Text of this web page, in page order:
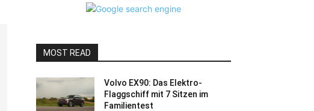
MOST READ
Volvo EX90: Das Elektro-
Flaggschiff mit 7 Sitzen im
Familientest